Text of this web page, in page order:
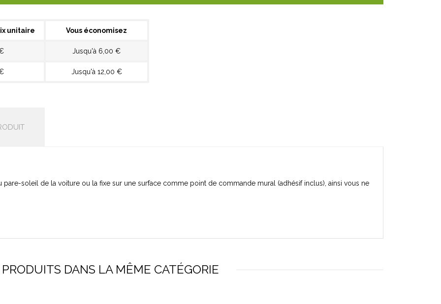
unitaire Vous économisez
Jusqu'à 6,00 €
Jusqu'à 12,00 €
soleil de la voiture ou la fixe sur une surface comme point de commande mural (adhésif inclus), ainsi vous ne
PRODUITS DANS LA MÊME CATÉGORIE